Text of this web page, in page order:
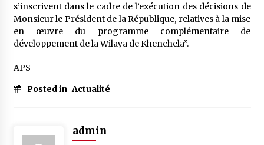
s’inscrivent dans le cadre de l’exécution des décisions de
Monsieur le Président de la République, relatives à la mise
en œuvre du programme complémentaire de
développement de la Wilaya de Khenchela”.
APS
Posted in Actualité
admin